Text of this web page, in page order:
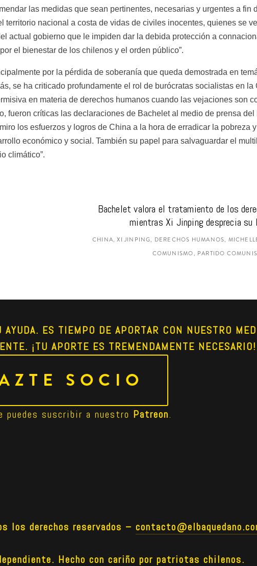
las medidas que sean pertinentes, necesarias y urgentes a fin
territorio nacional a costa de vidas de civiles inocentes, quienes se
actual gobierno que le impiden dar la debida protección a
el bienestar de los chilenos y el orden público”.
por la pérdida de soberanía que queda demostrada en
se ha criticado profundamente el rol de burócratas socialistas en la
en materia de derechos humanos cuando las vejaciones son
fueron críticas las declaraciones de Bachelet al medio de prensa del
los esfuerzos y logros de China a la hora de erradicar la pobreza
económico y social. También su papel para salvaguardar el
climático”.
Bachelet valora el tratamiento de los
mientras Xi Jinping desprecia su
CHINA, XI JINPING, DERECHOS HUMANOS,
COMUNISMO, PARTIDO
ES TIEMPO DE APORTAR CON NUESTRO
¡TU APORTE ES TREMENDAMENTE NECESARIO!
SOCIO
puedes suscribir a nuestro Patreon.
los derechos reservados –
Hecho con cariño por patriotas chilenos.